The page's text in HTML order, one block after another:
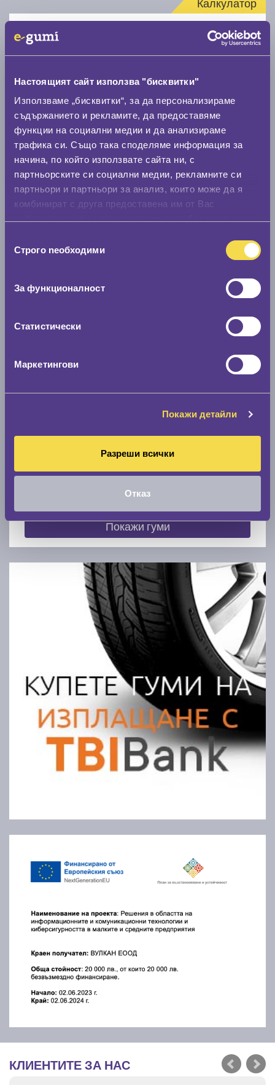
Настоящият сайт използва "бисквитки"
Използваме „бисквитки“, за да персонализираме
съдържанието и рекламите, да предоставяме
функции на социални медии и да анализираме
трафика си. Също така споделяме информация за
начина, по който използвате сайта ни, с
партньорските си социални медии, рекламните си
партньори и партньори за анализ, които може да я
комбинират с друга предоставена им от Вас
наСтрого nеобходими
За функционалност
Статистически
Маркетингови
Покажи детайли
Разреши всички
Отказ
Нов размер
Модел
Покажи гуми
КЛИЕНТИТЕ ЗА НАС